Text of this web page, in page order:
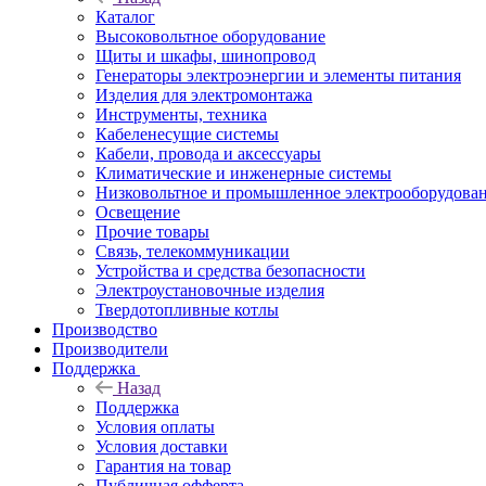
Каталог
Высоковольтное оборудование
Щиты и шкафы, шинопровод
Генераторы электроэнергии и элементы питания
Изделия для электромонтажа
Инструменты, техника
Кабеленесущие системы
Кабели, провода и аксессуары
Климатические и инженерные системы
Низковольтное и промышленное
Освещение
Прочие товары
Связь, телекоммуникации
Устройства и средства безопасности
Электроустановочные изделия
Твердотопливные котлы
Производство
Производители
Поддержка
Назад
Поддержка
Условия оплаты
Условия доставки
Гарантия на товар